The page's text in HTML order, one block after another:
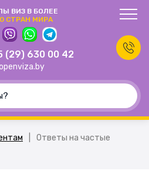
ВИЗ В БОЛЕЕ
СТРАН МИРА
(29) 630 00 42
Ответы на частые